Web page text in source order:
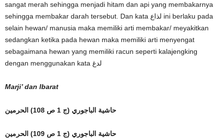
sangat merah sehingga menjadi hitam dan api yang membakarnya
sehingga membakar darah tersebut. Dan kata لذاع ini berlaku pada
selain hewan/ manusia maka memiliki arti membakar/ meyakitkan
sedangkan ketika pada hewan maka memiliki arti menyengat
sebagaimana hewan yang memiliki racun seperti kalajengking
dengan menggunakan kata لدغ
Marji’ dan Ibarat
حاشية الباجوري (ج 1 ص 108) الحرمين
حاشية الباجوري (ج 1 ص 109) الحرمين